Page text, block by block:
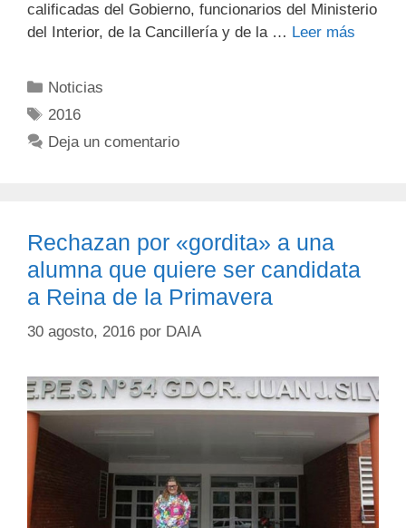
calificadas del Gobierno, funcionarios del Ministerio
del Interior, de la Cancillería y de la … Leer más
Noticias
2016
Deja un comentario
Rechazan por «gordita» a una
alumna que quiere ser candidata
a Reina de la Primavera
30 agosto, 2016 por DAIA